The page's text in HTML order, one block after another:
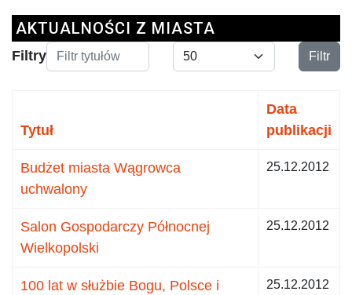
AKTUALNOŚCI Z MIASTA
FiltryFiltr tytułów Pokaż # Filtr
Tytuł
Data
publikacji
Budżet miasta Wągrowca
uchwalony
25.12.2012
Salon Gospodarczy Północnej
Wielkopolski
25.12.2012
100 lat w służbie Bogu, Polsce i
25.12.2012